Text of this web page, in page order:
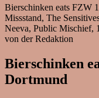
Bierschinken eats FZW
Missstand, The
Neeva, Public Mischief,
von der Redaktion
Bierschinken
Dortmund